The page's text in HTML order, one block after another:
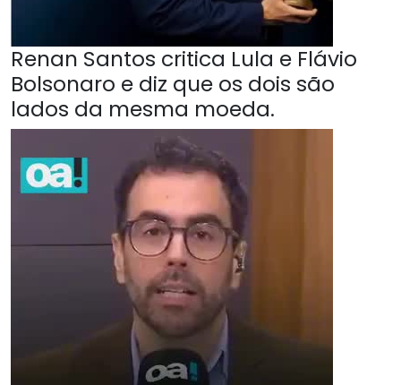
Renan Santos critica Lula e Flávio
Bolsonaro e diz que os dois são
lados da mesma moeda.